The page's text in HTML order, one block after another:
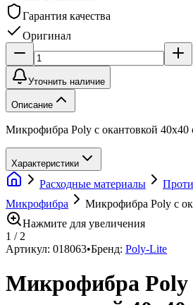
Гарантия качества
Оригинал
Уточнить наличие
Описание
Микрофибра Poly с окантовкой 40х40
Характеристики
Расходные материалы
Микрофибра
Микрофибра Poly с
Нажмите для увеличения
1 / 2
Артикул: 018063•Бренд: Poly-Lite
Микрофибра Poly